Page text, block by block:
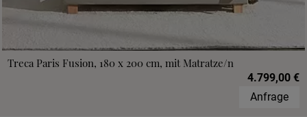
Treca Paris Fusion, 180 x 200 cm, mit Matratze/n
4.799,00 €
Anfrage